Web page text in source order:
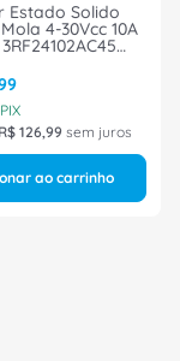
Estado Solido
4-30Vcc 10A
R$ 126,99 sem juros
ao carrinho